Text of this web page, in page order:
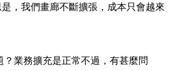
，我們畫廊不斷擴張，成本只會越來
？業務擴充是正常不過，有甚麼問